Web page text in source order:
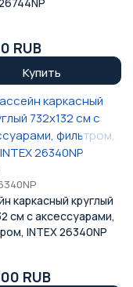
RUB
Купить
каркасный круглый
см с аксессуарами,
INTEX 26340NP
RUB